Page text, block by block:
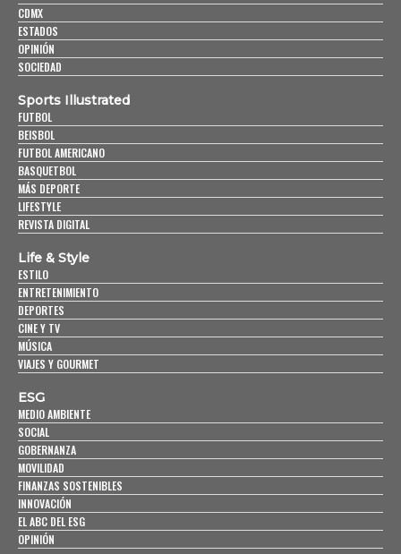
CDMX
ESTADOS
OPINIÓN
SOCIEDAD
Sports Illustrated
FUTBOL
BEISBOL
FUTBOL AMERICANO
BASQUETBOL
MÁS DEPORTE
LIFESTYLE
REVISTA DIGITAL
Life & Style
ESTILO
ENTRETENIMIENTO
DEPORTES
CINE Y TV
MÚSICA
VIAJES Y GOURMET
ESG
MEDIO AMBIENTE
SOCIAL
GOBERNANZA
MOVILIDAD
FINANZAS SOSTENIBLES
INNOVACIÓN
EL ABC DEL ESG
OPINIÓN